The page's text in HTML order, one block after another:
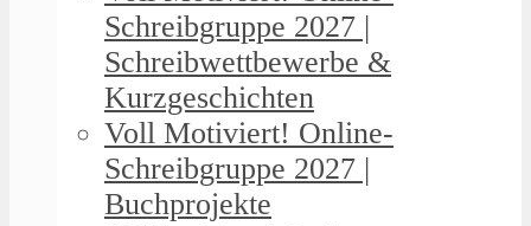
Schreibgruppe 2027 |
Schreibwettbewerbe &
Kurzgeschichten
Voll Motiviert! Online-
Schreibgruppe 2027 |
Buchprojekte